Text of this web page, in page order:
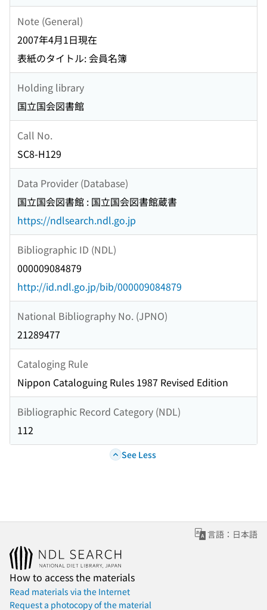
Note (General)
2007年4月1日現在
表紙のタイトル: 会員名簿
Holding library
国立国会図書館
Call No.
SC8-H129
Data Provider (Database)
国立国会図書館 : 国立国会図書館蔵書
https://ndlsearch.ndl.go.jp
Bibliographic ID (NDL)
000009084879
http://id.ndl.go.jp/bib/000009084879
National Bibliography No. (JPNO)
21289477
Cataloging Rule
Nippon Cataloguing Rules 1987 Revised Edition
Bibliographic Record Category (NDL)
112
See Less
言語：日本語
How to access the materials
Read materials via the Internet
Request a photocopy of the material